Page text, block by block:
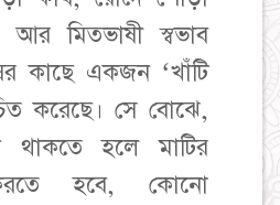
আর মিতভাষী স্বভাব
কাছে একজন ‘খাঁটি
করেছে। সে বোঝে,
থাকতে হলে মাটির
হবে, কোনো